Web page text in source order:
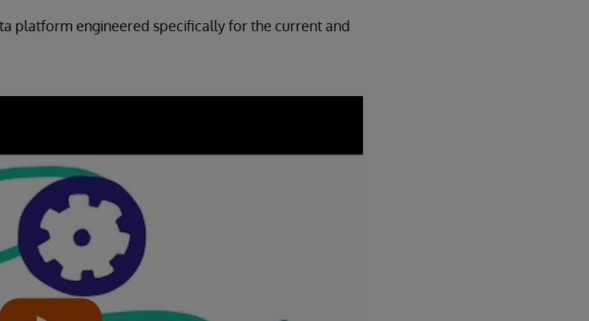
platform engineered specifically for the current and